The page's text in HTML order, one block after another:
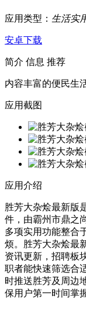
应用类型： 生活实
安卓下载
简介 信息 推荐
内容丰富的便民生
应用截图
应用介绍
胜芳大杂烩最新版
件，由霸州市鼎之
多项实用功能整合
烦。胜芳大杂烩最
资讯更新，招聘板
职者能快速筛选合
时推送胜芳及周边
保用户第一时间掌